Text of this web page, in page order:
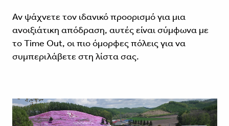
Αν ψάχνετε τον ιδανικό προορισμό για μια
ανοιξιάτικη απόδραση, αυτές είναι σύμφωνα με
το Time Out, οι πιο όμορφες πόλεις για να
συμπεριλάβετε στη λίστα σας.